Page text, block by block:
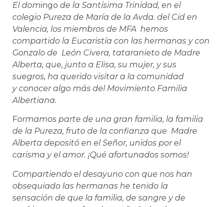
El domingo de la Santísima Trinidad, en el
colegio Pureza de María de la Avda. del Cid en
Valencia, los miembros de MFA hemos
compartido la Eucaristía con las hermanas y con
Gonzalo de León Civera, tataranieto de Madre
Alberta, que, junto a Elisa, su mujer, y sus
suegros, ha querido visitar a la comunidad
y conocer algo más del Movimiento Familia
Albertiana.
Formamos parte de una gran familia, la familia
de la Pureza, fruto de la confianza que Madre
Alberta depositó en el Señor, unidos por el
carisma y el amor. ¡Qué afortunados somos!
Compartiendo el desayuno con que nos han
obsequiado las hermanas he tenido la
sensación de que la familia, de sangre y de